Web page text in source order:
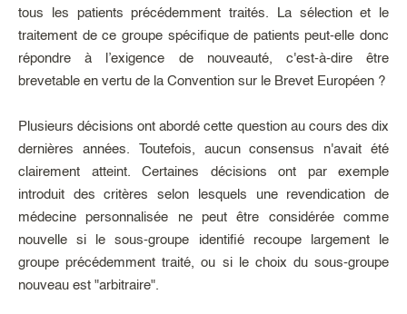
tous les patients précédemment traités. La sélection et le
traitement de ce groupe spécifique de patients peut-elle donc
répondre à l’exigence de nouveauté, c'est-à-dire être
brevetable en vertu de la Convention sur le Brevet Européen ?
Plusieurs décisions ont abordé cette question au cours des dix
dernières années. Toutefois, aucun consensus n'avait été
clairement atteint. Certaines décisions ont par exemple
introduit des critères selon lesquels une revendication de
médecine personnalisée ne peut être considérée comme
nouvelle si le sous-groupe identifié recoupe largement le
groupe précédemment traité, ou si le choix du sous-groupe
nouveau est "arbitraire".